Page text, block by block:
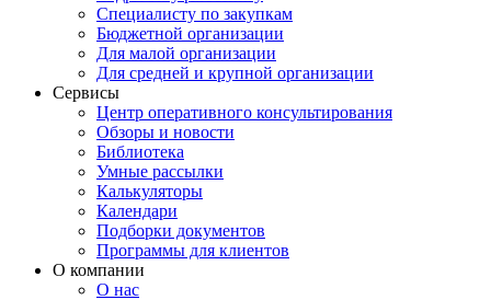
Специалисту по закупкам
Бюджетной организации
Для малой организации
Для средней и крупной организации
Сервисы
Центр оперативного консультирования
Обзоры и новости
Библиотека
Умные рассылки
Калькуляторы
Календари
Подборки документов
Программы для клиентов
О компании
О нас